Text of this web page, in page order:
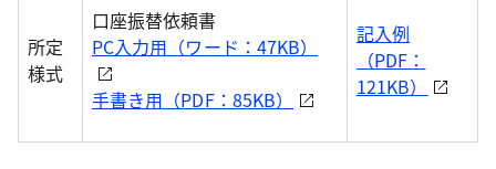
所定
様式
口座振替依頼書
PC入力用（ワード：47KB）
手書き用（PDF：85KB）
記入例
（PDF：
121KB）